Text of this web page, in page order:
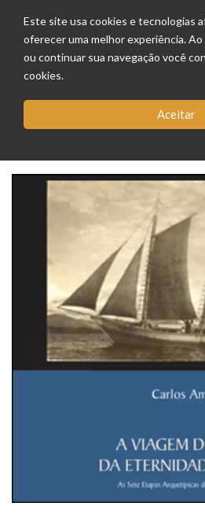
Este site usa cookies e tecnologias
oferecer uma melhor experiência.
ou continuar sua navegação você
cookies.
Aceitar